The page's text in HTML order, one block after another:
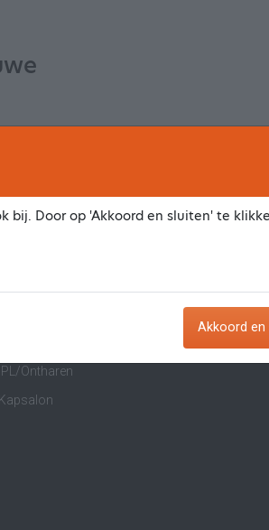
IPL/Ontharen
Kapsalon
bij. Door op 'Akkoord en sluiten' te
Akkoord en